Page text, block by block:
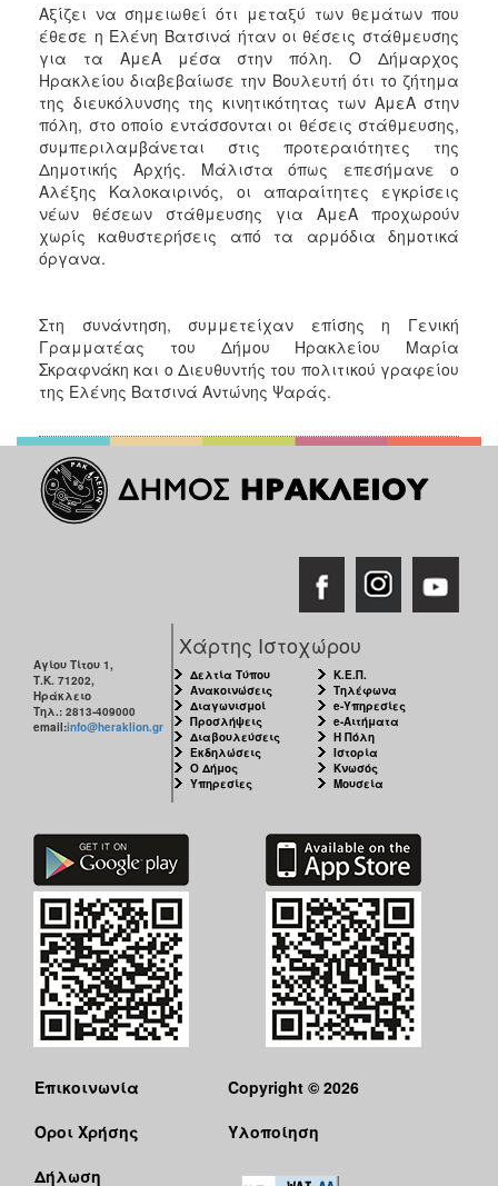
Αξίζει να σημειωθεί ότι μεταξύ των θεμάτων που
έθεσε η Ελένη Βατσινά ήταν οι θέσεις στάθμευσης
για τα ΑμεΑ μέσα στην πόλη. Ο Δήμαρχος
Ηρακλείου διαβεβαίωσε την Βουλευτή ότι το ζήτημα
της διευκόλυνσης της κινητικότητας των ΑμεΑ στην
πόλη, στο οποίο εντάσσονται οι θέσεις στάθμευσης,
συμπεριλαμβάνεται στις προτεραιότητες της
Δημοτικής Αρχής. Μάλιστα όπως επεσήμανε ο
Αλέξης Καλοκαιρινός, οι απαραίτητες εγκρίσεις
νέων θέσεων στάθμευσης για ΑμεΑ προχωρούν
χωρίς καθυστερήσεις από τα αρμόδια δημοτικά
όργανα.
Στη συνάντηση, συμμετείχαν επίσης η Γενική
Γραμματέας του Δήμου Ηρακλείου Μαρία
Σκραφνάκη και ο Διευθυντής του πολιτικού γραφείου
της Ελένης Βατσινά Αντώνης Ψαράς.
Αγίου Τίτου 1,
Τ.Κ. 71202,
Ηράκλειο
Τηλ.: 2813-409000
email:info@heraklion.gr
Χάρτης Ιστοχώρου
Δελτία Τύπου
Ανακοινώσεις
Διαγωνισμοί
Προσλήψεις
Διαβουλεύσεις
Εκδηλώσεις
Ο Δήμος
Υπηρεσίες
Κ.Ε.Π.
Τηλέφωνα
e-Υπηρεσίες
e-Αιτήματα
Η Πόλη
Ιστορία
Κνωσός
Μουσεία
Επικοινωνία
Όροι Χρήσης
Δήλωση
Copyright © 2026
Υλοποίηση